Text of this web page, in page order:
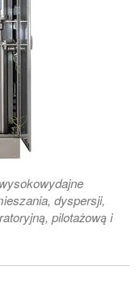
dyspersji,
pilotażową i